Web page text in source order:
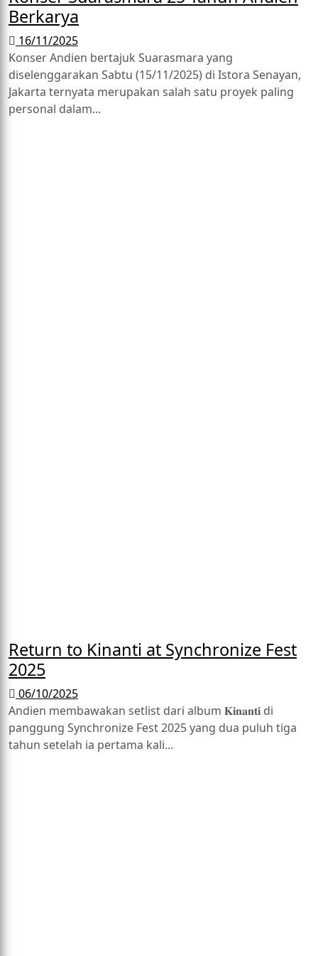
Berkarya
16/11/2025
Konser Andien bertajuk Suarasmara yang
diselenggarakan Sabtu (15/11/2025) di Istora Senayan,
Jakarta ternyata merupakan salah satu proyek paling
personal dalam...
Return to Kinanti at Synchronize Fest
2025
06/10/2025
Andien membawakan setlist dari album 𝐊𝐢𝐧𝐚𝐧𝐭𝐢 di
panggung Synchronize Fest 2025 yang dua puluh tiga
tahun setelah ia pertama kali...